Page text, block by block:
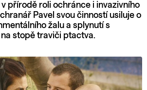
přírodě roli ochránce i invazivního
Pavel svou činností usiluje o
žalu a splynutí s
na stopě traviči ptactva.